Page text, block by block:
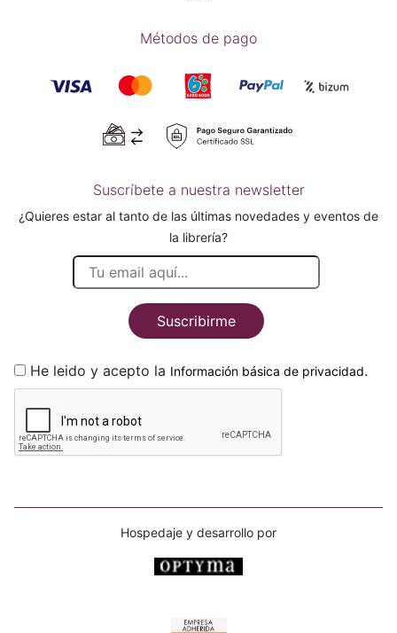
Métodos de pago
Suscríbete a nuestra newsletter
¿Quieres estar al tanto de las últimas novedades y eventos de
la librería?
Suscribirme
He leido y acepto la Información básica de privacidad.
Hospedaje y desarrollo por